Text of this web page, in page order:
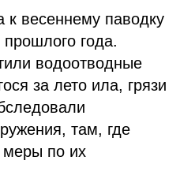
к весеннему паводку
года.
водоотводные
за лето ила, грязи
там, где
меры по их